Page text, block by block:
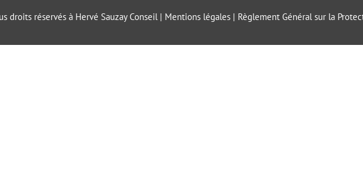
droits réservés à Hervé Sauzay Conseil | Mentions légales | Règlement Général sur la